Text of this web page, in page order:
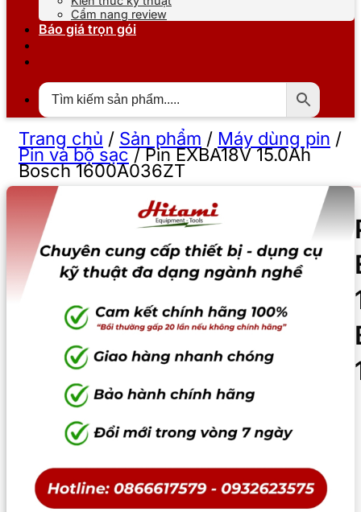
Cẩm nang review
Báo giá trọn gói
Trang chủ / Sản phẩm / Máy dùng pin /
Pin và bộ sạc/Pin EXBA18V 15.0Ah
Bosch 1600A036ZT